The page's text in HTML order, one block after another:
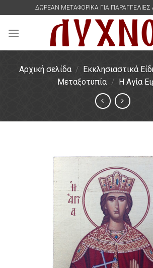
content
ΔΩΡΕΑΝ ΜΕΤΑΦΟΡΙΚΑ ΓΙΑ
Αρχική σελίδα / Εκκλησιαστικά
Μεταξοτυπία / Η Αγία